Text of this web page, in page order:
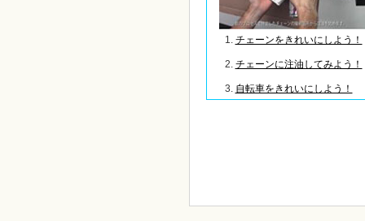
チェーンをきれいにしよう！
チェーンに注油してみよう！
自転車をきれいにしよう！